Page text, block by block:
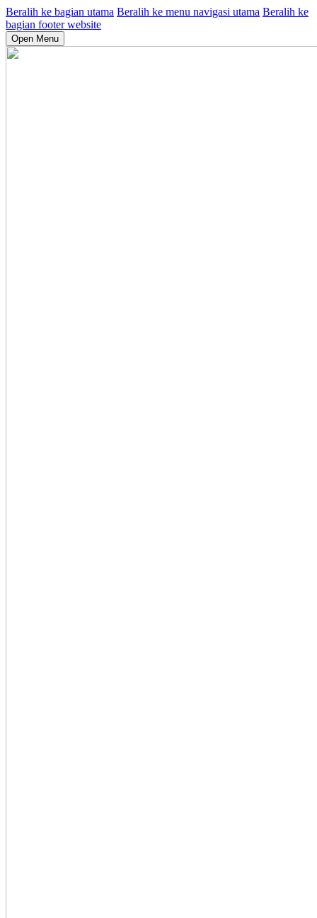
Beralih ke bagian utama Beralih ke menu navigasi utama Beralih ke
bagian footer website
Open Menu